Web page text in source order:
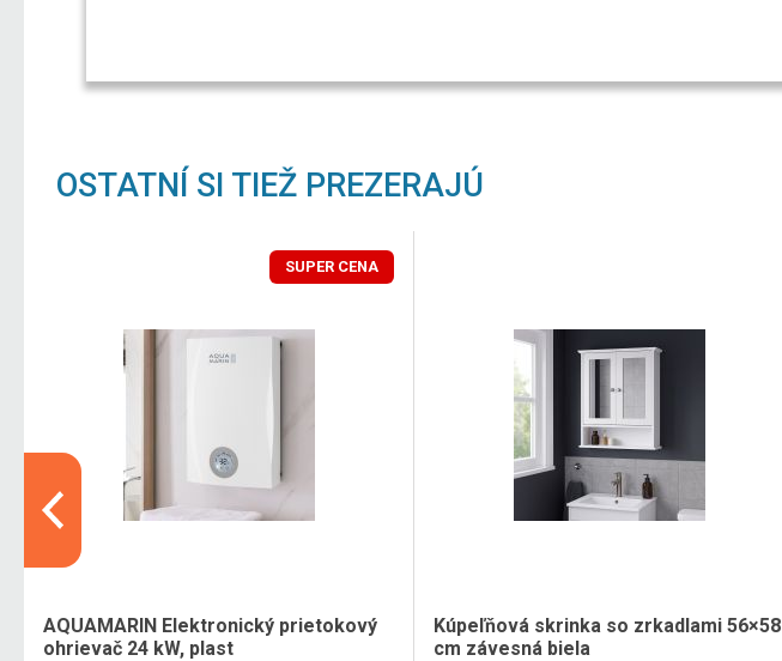
OSTATNÍ SI TIEŽ PREZERAJÚ
SUPER CENA
AQUAMARIN Elektronický prietokový
ohrievač 24 kW, plast
Kúpeľňová skrinka so zrkadlami 56×58
cm závesná biela